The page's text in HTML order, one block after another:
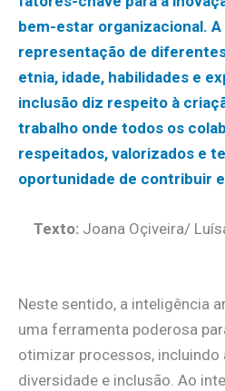
bem-estar organizacional.
representação de
etnia, idade, habilidades e
inclusão diz respeito à
trabalho onde todos os
respeitados, valorizados e
oportunidade de contribuir
Texto: Joana Oçiveira/
Neste sentido, a inteligência
uma ferramenta poderosa
otimizar processos, incluindo
diversidade e inclusão. Ao